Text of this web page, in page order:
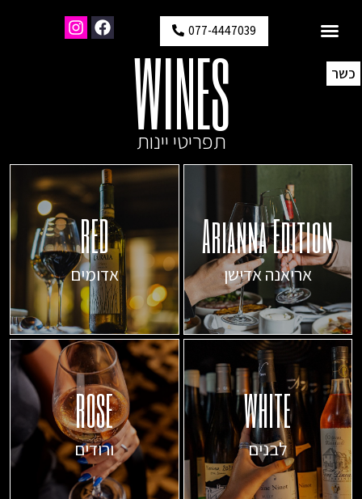
כשר
077-4447039
WINES
תפריטי יינות
Arianna Edition
אריאנה אדישן
RED
אדומים
WHITE
לבנים
ROSE
ורודים